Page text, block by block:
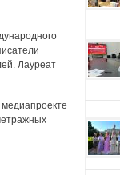
Лауреат